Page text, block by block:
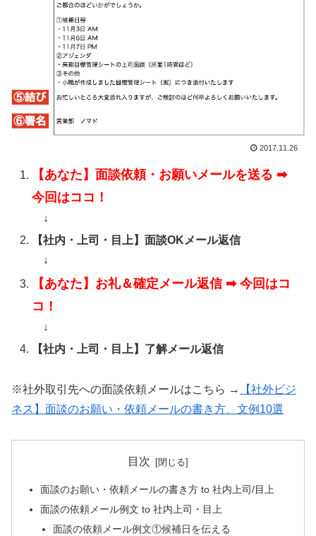
2017.11.26
【あなた】面談依頼・お願いメールを送る ➡︎
今回はココ！
↓
【社内・上司・目上 】面談OKメール返信
↓
【あなた】お礼＆確定メール返信 ➡︎ 今回はコ
コ！
↓
【社内・上司・目上】了解メール返信
※社外取引先への面談依頼メールはこちら →
【社外ビジ
ネス】面談のお願い・依頼メールの書き方、文例10選
目次
面談のお願い・依頼メールの書き方 to 社内上司/目上
面談の依頼メール例文 to 社内上司・目上
面談の依頼メール例文①候補日を伝える